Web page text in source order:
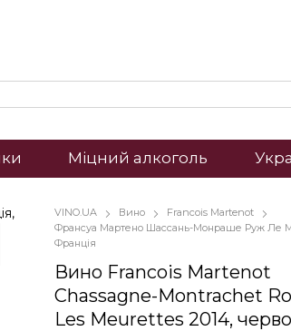
Міцний алкоголь
VINO.UA Вино
Francois Martenot
Франсуа Мартено Шассань-Монраше Руж Ле
Франція
Вино Francois Martenot
Chassagne-Montrachet
Les Meurettes 2014,